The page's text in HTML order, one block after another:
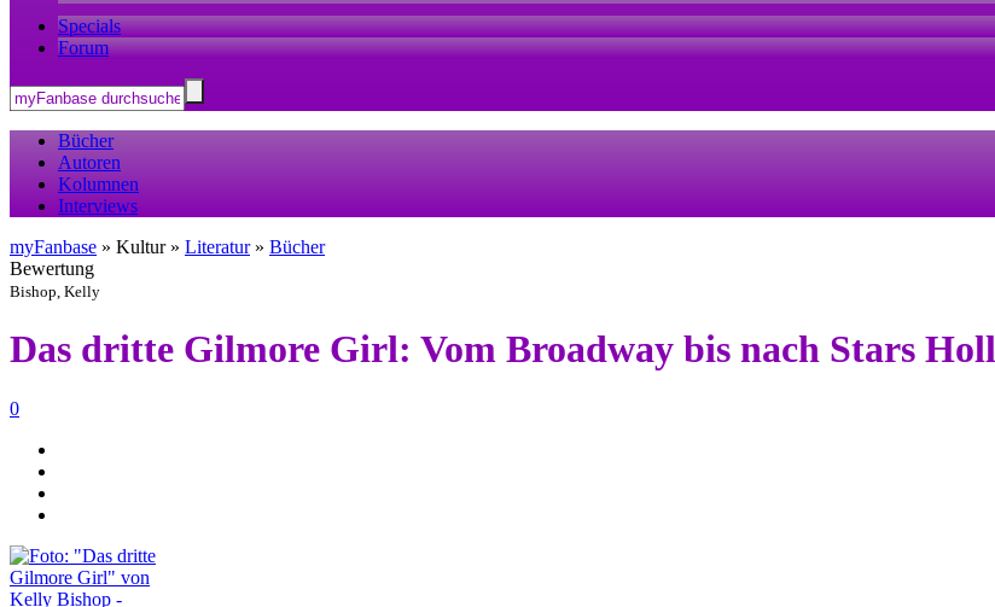
Specials
Forum
Bücher
Autoren
Kolumnen
Interviews
myFanbase » Kultur » Literatur» Bücher
Bewertung
Bishop, Kelly
Das dritte Gilmore Girl: Vom Broadway bis nach Stars
0